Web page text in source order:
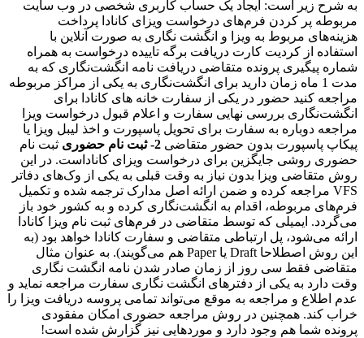
به شرح زیر است: ایجاد یک حساب کاربری شخصی در وب سایت
مربوطه پر کردن فرم‌های درخواست ویزای کانادا پرداخت
هزینه‌های مربوط به ویزا و انگشت نگاری به صورت آنلاین با
استفاده از کردیت کارت دریافت برگه تاییده درخواست به همراه
شماره پیگیری پرونده متقاضی دریافت نامه انگشت‌نگاری که به
مدت 1 ماه زمان دارید برای انگشت‌نگاری به یکی از مراکز مربوطه
مراجعه کنید حضور در یکی از سفارت خانه های کانادا برای
انگشت‌نگاری بررسی نهایی سفارت و اعلام قبول درخواست ویزا
مراجعه دوباره به سفارت برای تحویل پاسپورت و اخذ لیبل ویزا یا
پیکاپ پاسپورت بدون حضور متقاضی 2- ثبت نام حضوری
ثبت نام
حضوری روشی جایگزین برای درخواست ویزای کاناداست. در این
روش متقاضی ویزا بدون نیاز به وقت قبلی به یکی از وک‌های دفاتر
VFS مراجعه کرده و ضمن ارائه اصل مدارک ترجمه شده و تکمیل
فرم‌های مربوطه، اقدام به انگشت‌نگاری کرده و به کشور خود باز
می‌گردد. ایمیلی که توسط متقاضی در فرم‌های ثبت نام ویزا کانادا
ارائه می‌شود، پل ارتباطی متقاضی و سفارت کانادا خواهد بود (به
این روش اصطلاحا Draft یا Paper هم می‌گویند). به عنوان مثال
متقاضی فقط سی روز از زمان صادر شدن نامه انگشت نگاری
وقت دارد به یکی از دفترهای انگشت نگاری سفارت مراجعه نماید و
عدم اطلاع و مراجعه به موقع می‌تواند تمامی پروسه دریافت ویزا را
خراب کند. همچنین در روش مراجعه حضوری امکان مفقودی
پرونده شما هم وجود دارد و موردهایی نیز گزارش شده است!